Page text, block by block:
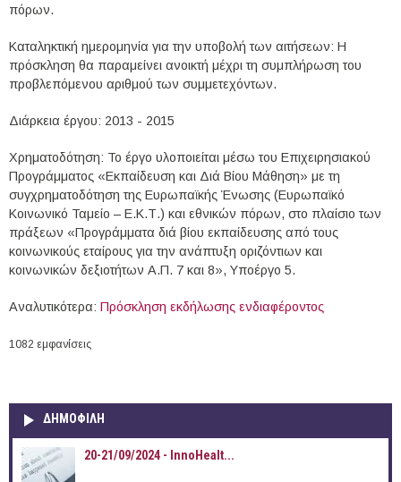
πόρων.
Καταληκτική ημερομηνία για την υποβολή των αιτήσεων: Η
πρόσκληση θα παραμείνει ανοικτή μέχρι τη συμπλήρωση του
προβλεπόμενου αριθμού των συμμετεχόντων.
Διάρκεια έργου: 2013 - 2015
Χρηματοδότηση: Το έργο υλοποιείται μέσω του Επιχειρησιακού
Προγράμματος «Εκπαίδευση και Διά Βίου Μάθηση» με τη
συγχρηματοδότηση της Ευρωπαϊκής Ένωσης (Ευρωπαϊκό
Κοινωνικό Ταμείο – Ε.Κ.Τ.) και εθνικών πόρων, στο πλαίσιο των
πράξεων «Προγράμματα διά βίου εκπαίδευσης από τους
κοινωνικούς εταίρους για την ανάπτυξη οριζόντιων και
κοινωνικών δεξιοτήτων Α.Π. 7 και 8», Υποέργο 5.
Αναλυτικότερα: Πρόσκληση εκδήλωσης ενδιαφέροντος
1082 εμφανίσεις
ΔΗΜΟΦΙΛΗ
20-21/09/2024 - InnoHealt...